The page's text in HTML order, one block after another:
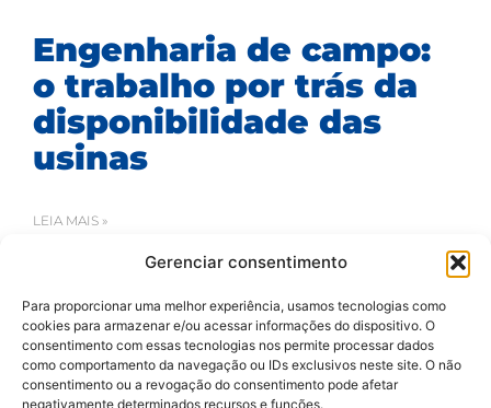
Gerenciar consentimento
Para proporcionar uma melhor experiência, usamos tecnologias como
cookies para armazenar e/ou acessar informações do dispositivo. O
consentimento com essas tecnologias nos permite processar dados
como comportamento da navegação ou IDs exclusivos neste site. O não
consentimento ou a revogação do consentimento pode afetar
negativamente determinados recursos e funções.
Engenharia de campo:
o trabalho por trás da
disponibilidade das
usinas
LEIA MAIS »